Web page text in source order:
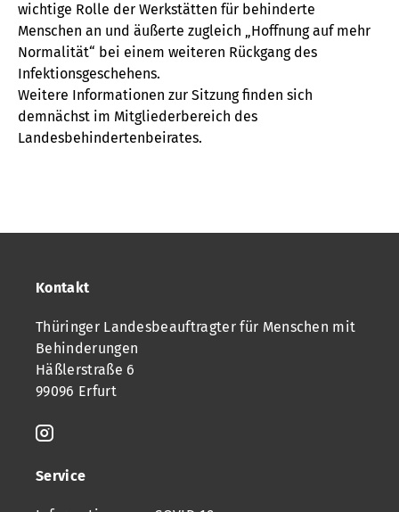
wichtige Rolle der Werkstätten für behinderte
Menschen an und äußerte zugleich „Hoffnung auf mehr
Normalität“ bei einem weiteren Rückgang des
Infektionsgeschehens.
Weitere Informationen zur Sitzung finden sich
demnächst im Mitgliederbereich des
Landesbehindertenbeirates.
Kontakt
Thüringer Landesbeauftragter für Menschen mit
Behinderungen
Häßlerstraße 6
99096 Erfurt
Service